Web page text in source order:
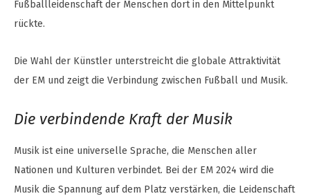
Fußballleidenschaft der Menschen dort in den Mittelpunkt
rückte.
Die Wahl der Künstler unterstreicht die globale Attraktivität
der EM und zeigt die Verbindung zwischen Fußball und Musik.
Die verbindende Kraft der Musik
Musik ist eine universelle Sprache, die Menschen aller
Nationen und Kulturen verbindet. Bei der EM 2024 wird die
Musik die Spannung auf dem Platz verstärken, die Leidenschaft